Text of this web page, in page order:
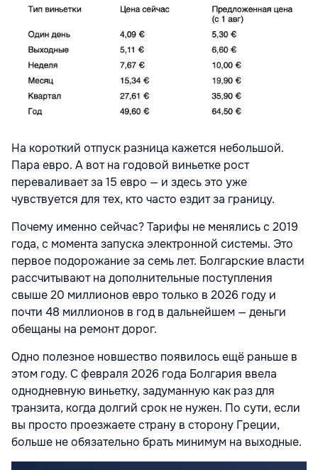
На короткий отпуск разница кажется небольшой.
Пара евро. А вот на годовой виньетке рост
переваливает за 15 евро — и здесь это уже
чувствуется для тех, кто часто ездит за границу.
Почему именно сейчас? Тарифы не менялись с 2019
года, с момента запуска электронной системы. Это
первое подорожание за семь лет. Болгарские власти
рассчитывают на дополнительные поступления
свыше 20 миллионов евро только в 2026 году и
почти 48 миллионов в год в дальнейшем — деньги
обещаны на ремонт дорог.
Одно полезное новшество появилось ещё раньше в
этом году. С февраля 2026 года Болгария ввела
однодневную виньетку, задуманную как раз для
транзита, когда долгий срок не нужен. По сути, если
вы просто проезжаете страну в сторону Греции,
больше не обязательно брать минимум на выходные.